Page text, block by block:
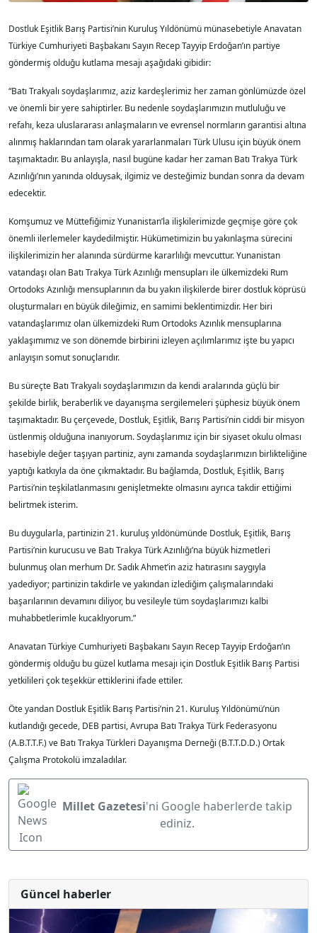
Dostluk Eşitlik Barış Partisi’nin Kuruluş Yıldönümü münasebetiyle Anavatan
Türkiye Cumhuriyeti Başbakanı Sayın Recep Tayyip Erdoğan’ın partiye
göndermiş olduğu kutlama mesajı aşağıdaki gibidir:
“Batı Trakyalı soydaşlarımız, aziz kardeşlerimiz her zaman gönlümüzde özel
ve önemli bir yere sahiptirler. Bu nedenle soydaşlarımızın mutluluğu ve
refahı, keza uluslararası anlaşmaların ve evrensel normların garantisi altına
alınmış haklarından tam olarak yararlanmaları Türk Ulusu için büyük önem
taşımaktadır. Bu anlayışla, nasıl bugüne kadar her zaman Batı Trakya Türk
Azınlığı’nın yanında olduysak, ilgimiz ve desteğimiz bundan sonra da devam
edecektir.
Komşumuz ve Müttefiğimiz Yunanistan’la ilişkilerimizde geçmişe göre çok
önemli ilerlemeler kaydedilmiştir. Hükümetimizin bu yakınlaşma sürecini
ilişkilerimizin her alanında sürdürme kararlılığı mevcuttur. Yunanistan
vatandaşı olan Batı Trakya Türk Azınlığı mensupları ile ülkemizdeki Rum
Ortodoks Azınlığı mensuplarının da bu yakın ilişkilerde birer dostluk köprüsü
oluşturmaları en büyük dileğimiz, en samimi beklentimizdir. Her biri
vatandaşlarımız olan ülkemizdeki Rum Ortodoks Azınlık mensuplarına
yaklaşımımız ve son dönemde birbirini izleyen açılımlarımız işte bu yapıcı
anlayışın somut sonuçlarıdır.
Bu süreçte Batı Trakyalı soydaşlarımızın da kendi aralarında güçlü bir
şekilde birlik, beraberlik ve dayanışma sergilemeleri şüphesiz büyük önem
taşımaktadır. Bu çerçevede, Dostluk, Eşitlik, Barış Partisi’nin ciddi bir misyon
üstlenmiş olduğuna inanıyorum. Soydaşlarımız için bir siyaset okulu olması
hasebiyle değer taşıyan partiniz, aynı zamanda soydaşlarımızın birlikteliğine
yaptığı katkıyla da öne çıkmaktadır. Bu bağlamda, Dostluk, Eşitlik, Barış
Partisi’nin teşkilatlanmasını genişletmekte olmasını ayrıca takdir ettiğimi
belirtmek isterim.
Bu duygularla, partinizin 21. kuruluş yıldönümünde Dostluk, Eşitlik, Barış
Partisi’nin kurucusu ve Batı Trakya Türk Azınlığı’na büyük hizmetleri
bulunmuş olan merhum Dr. Sadık Ahmet’in aziz hatırasını saygıyla
yadediyor; partinizin takdirle ve yakından izlediğim çalışmalarındaki
başarılarının devamını diliyor, bu vesileyle tüm soydaşlarımızı kalbi
muhabbetlerimle kucaklıyorum.”
Anavatan Türkiye Cumhuriyeti Başbakanı Sayın Recep Tayyip Erdoğan’ın
göndermiş olduğu bu güzel kutlama mesajı için Dostluk Eşitlik Barış Partisi
yetkilileri çok teşekkür ettiklerini ifade ettiler.
Öte yandan Dostluk Eşitlik Barış Partisi’nin 21. Kuruluş Yıldönümü’nün
kutlandığı gecede, DEB partisi, Avrupa Batı Trakya Türk Federasyonu
(A.B.T.T.F.) ve Batı Trakya Türkleri Dayanışma Derneği (B.T.T.D.D.) Ortak
Çalışma Protokolü imzaladılar.
Millet Gazetesi'ni Google haberlerde takip
ediniz.
Güncel haberler